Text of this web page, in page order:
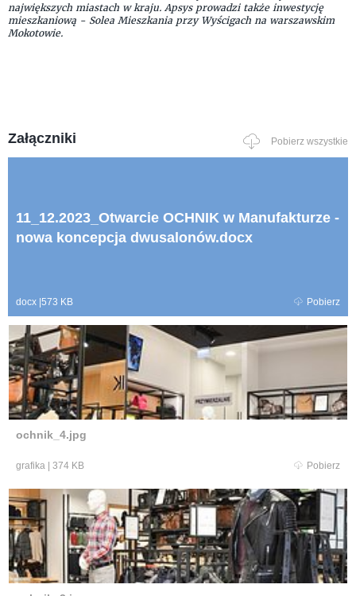
największych miastach w kraju. Apsys prowadzi także inwestycję
mieszkaniową - Solea Mieszkania przy Wyścigach na warszawskim
Mokotowie.
Załączniki Pobierz wszystkie
11_12.2023_Otwarcie OCHNIK w Manufakturze -
nowa koncepcja dwusalonów.docx
docx |573 KB Pobierz
ochnik_4.jpg
grafika | 374 KB Pobierz